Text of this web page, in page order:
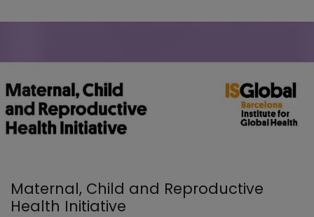
Maternal, Child and Reproductive
Health Initiative